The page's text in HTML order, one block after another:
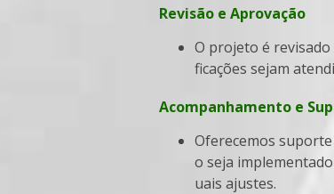
Revisão e Aprovação
O projeto é revisado e ajustado conforme necessário, garantindo que todas as especi
ficações sejam
Acompanhamento e
Oferecemos suporte contínuo durante a execução das obras, garantindo que o projet
o seja
uais ajustes.